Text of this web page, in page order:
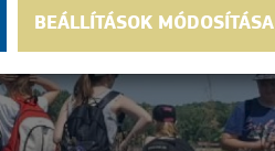
BEÁLLÍTÁSOK MÓDOSÍTÁSA